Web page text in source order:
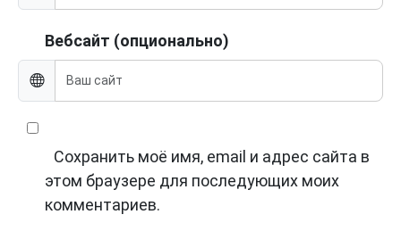
Вебсайт (опционально)
Сохранить моё имя, email и адрес сайта в
этом браузере для последующих моих
комментариев.